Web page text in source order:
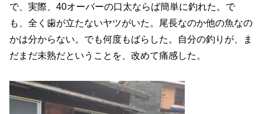
で、実際、40オーバーの口太ならば簡単に釣れた。で
も、全く歯が立たないヤツがいた。尾長なのか他の魚なの
かは分からない。でも何度もばらした。自分の釣りが、ま
だまだ未熟だということを、改めて痛感した。